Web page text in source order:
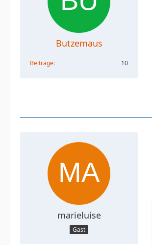
Butzemaus
Beiträge 10
marieluise
Gast